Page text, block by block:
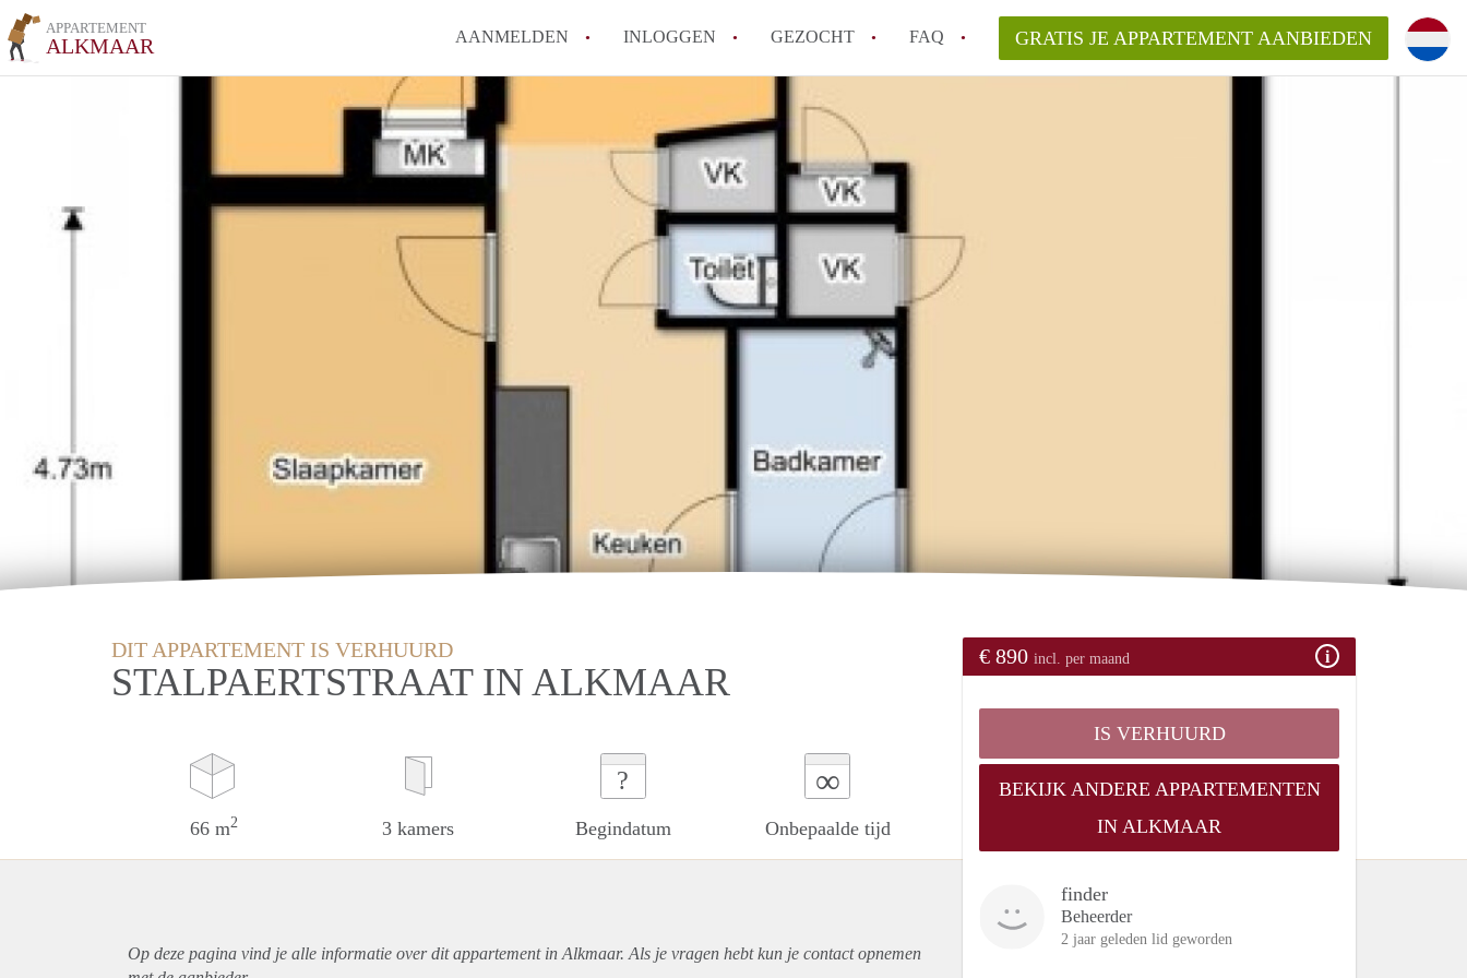
APPARTEMENT
ALKMAAR AANMELDEN INLOGGEN GEZOCHT FAQ
Tips: om in Alkmaar een appartement te vinden!
How to translate AppartementAlkmaar!
Wat is AppartementAlkmaar?
Wat is de privacyverklaring van AppartementAlkmaar?
Berekent AppartementAlkmaar
makelaarsvergoeding/bemiddelingsvergoeding?
Alle veelgestelde vragen
GRATIS JE APPARTEMENT AANBIEDEN
DIT APPARTEMENT IS VERHUURD
STALPAERTSTRAAT IN ALKMAAR
66 m2 3 kamers
?
Begindatum
∞
Onbepaalde tijd
€ 890 incl. per maand
IS VERHUURD
BEKIJK ANDERE APPARTEMENTEN
IN ALKMAAR
finder
Beheerder
2 jaar geleden lid geworden
Op deze pagina vind je alle informatie over ditappartementin Alkmaar. Als je vragen hebt kun je contact opnemen